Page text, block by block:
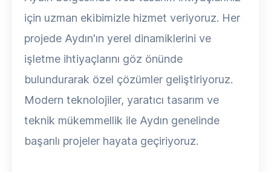
için uzman ekibimizle hizmet veriyoruz. Her
projede Aydın'ın yerel dinamiklerini ve
işletme ihtiyaçlarını göz önünde
bulundurarak özel çözümler geliştiriyoruz.
Modern teknolojiler, yaratıcı tasarım ve
teknik mükemmellik ile Aydın genelinde
başarılı projeler hayata geçiriyoruz.